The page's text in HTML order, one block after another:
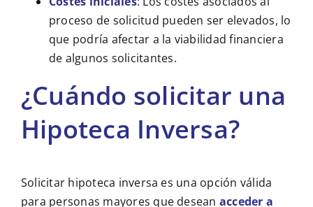
proceso de solicitud pueden ser elevados, lo
que podría afectar a la viabilidad financiera
de algunos solicitantes.
¿Cuándo solicitar una
Hipoteca Inversa?
Solicitar hipoteca inversa es una opción válida
para personas mayores que desean acceder a